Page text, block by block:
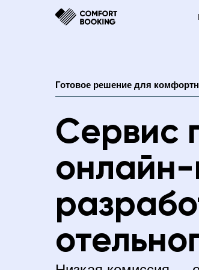
Готовое решение для
Сервис